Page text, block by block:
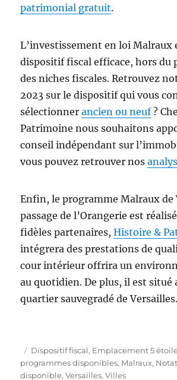
patrimonial gratuit.
L’investissement en loi Malraux
dispositif fiscal efficace, hors du
des niches fiscales. Retrouvez
2023 sur le dispositif qui vous
sélectionnerancien ou neuf?
Patrimoine nous souhaitons
conseil indépendant sur
vous pouvez retrouver nos
Enfin, le programme Malraux de
passage de l’Orangerie est
fidèles partenaires,Histoire &
intégrera des prestations de
cour intérieur offrira un
au quotidien. De plus, il est situé
quartier sauvegradé de Versailles.
P
u
b
C
a
t
Dispositif fiscal, Emplacement 5
programmes disponibles, Malraux,
disponible,Versailles,Villes